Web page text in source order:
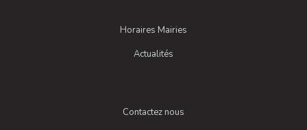
Horaires Mairies
Actualités
Contactez nous